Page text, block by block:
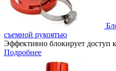
съемной рукоятью
Эффективно блокирует доступ
Подробнее